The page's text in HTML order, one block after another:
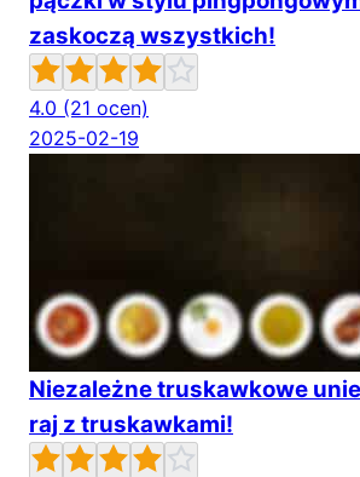
zaskoczą wszystkich!
4.0 (21 ocen)
2025-02-19
Niezależne truskawkowe
raj z truskawkami!